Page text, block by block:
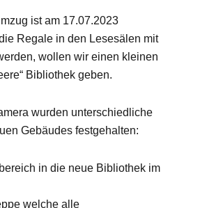
ist am 17.07.2023
Regale in den Lesesälen mit
wollen wir einen kleinen
Bibliothek geben.
wurden unterschiedliche
Gebäudes festgehalten:
in die neue Bibliothek im
welche alle